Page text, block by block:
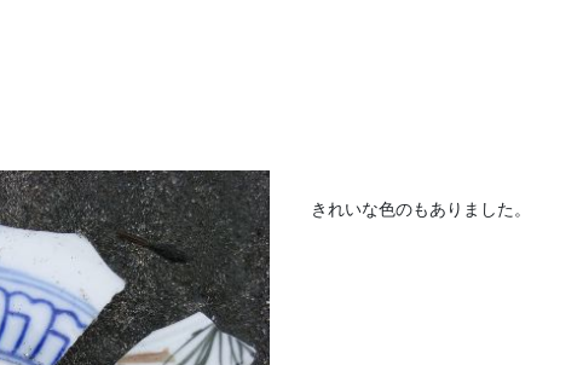
きれいな色のもありました。